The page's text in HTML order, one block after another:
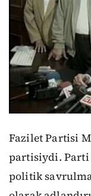
Fazilet Partisi
partisiydi. Parti
politik